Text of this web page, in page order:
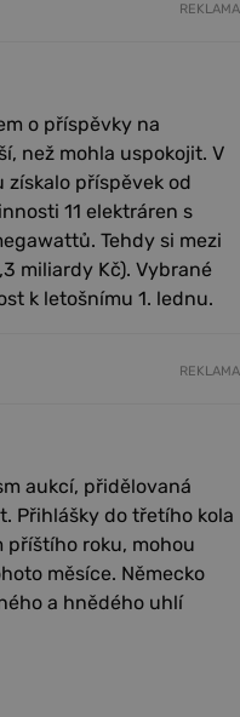
REKLAMA
o příspěvky na
než mohla uspokojit. V
získalo příspěvek od
11 elektráren s
Tehdy si mezi
miliardy Kč). Vybrané
k letošnímu 1. lednu.
REKLAMA
aukcí, přidělovaná
Přihlášky do třetího kola
příštího roku, mohou
měsíce. Německo
a hnědého uhlí